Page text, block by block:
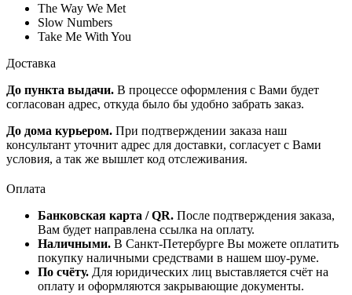
The Way We Met
Slow Numbers
Take Me With You
Доставка
До пункта выдачи. В процессе оформления с Вами будет
согласован адрес, откуда было бы удобно забрать заказ.
До дома курьером. При подтверждении заказа наш
консультант уточнит адрес для доставки, согласует с Вами
условия, а так же вышлет код отслеживания.
Оплата
Банковская карта / QR. После подтверждения заказа,
Вам будет направлена ссылка на оплату.
Наличными. В Санкт-Петербурге Вы можете оплатить
покупку наличными средствами в нашем шоу-руме.
По счёту. Для юридических лиц выставляется счёт на
оплату и оформляются закрывающие документы.